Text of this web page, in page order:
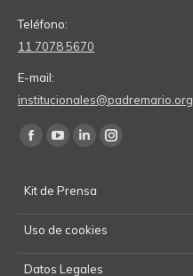
Teléfono:
11 7078 5670
E-mail:
institucionales@padremario.org
Find us on:
Facebook
opens
in
new
window
opens
in
new
window
Linkedin
opens
in
new
window
Instagram
in
Kit de Prensa
Uso de cookies
Datos Legales